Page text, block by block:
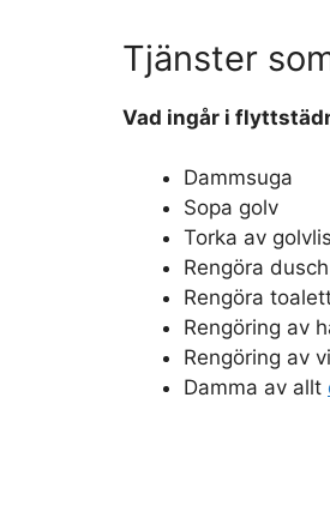
Tjänster
Vad ingår i
Dammsuga
Sopa golv
Torka av
Rengöra
Rengöra
Rengöring av
Rengöring av
Damma av allt